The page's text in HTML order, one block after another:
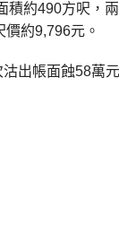
約490方呎，
約9,796元。
出帳面蝕58萬元